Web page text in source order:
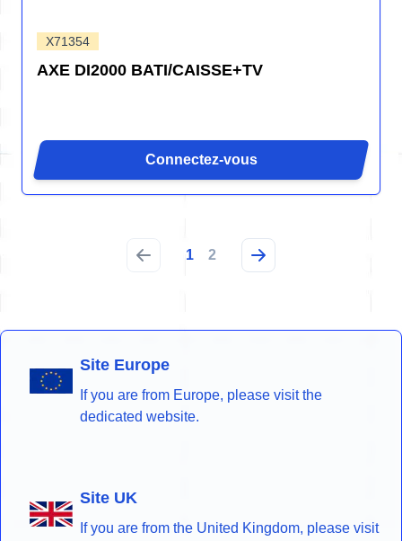
X71354
AXE DI2000 BATI/CAISSE+TV
Connectez-vous
1 2
Site Europe
If you are from Europe, please visit the
dedicated website.
Site UK
If you are from the United Kingdom, please visit